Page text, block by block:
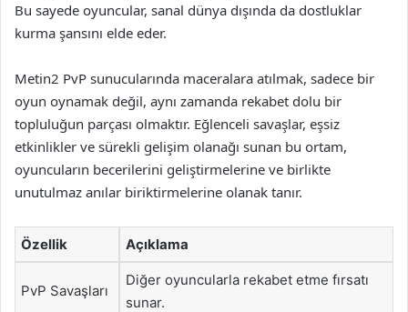
Bu sayede oyuncular, sanal dünya dışında da dostluklar
kurma şansını elde eder.
Metin2 PvP sunucularında maceralara atılmak, sadece bir
oyun oynamak değil, aynı zamanda rekabet dolu bir
topluluğun parçası olmaktır. Eğlenceli savaşlar, eşsiz
etkinlikler ve sürekli gelişim olanağı sunan bu ortam,
oyuncuların becerilerini geliştirmelerine ve birlikte
unutulmaz anılar biriktirmelerine olanak tanır.
Özellik Açıklama
PvP Savaşları
Diğer oyuncularla rekabet etme fırsatı
sunar.